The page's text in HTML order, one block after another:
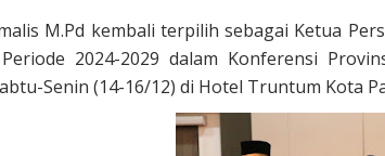
M.Pd kembali terpilih sebagai Ketua
2024-2029 dalam Konferensi
Senin (14-16/12) di Hotel Truntum Kota